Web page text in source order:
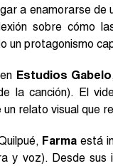
a enamorarse
sobre cómo
un protagonismo
Estudios Gabelo
la canción). El
relato visual que
Farma está
y voz). Desde sus